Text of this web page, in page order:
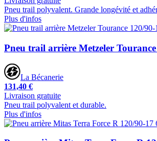
Pneu trail polyvalent. Grande longévité et
Plus d'infos
Pneu trail arrière Metzeler
La Bécanerie
131,40 €
Livraison gratuite
Pneu trail polyvalent et durable.
Plus d'infos